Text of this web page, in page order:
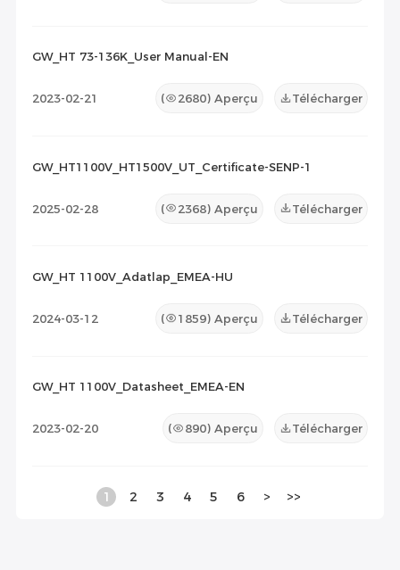
GW_HT 73-136K_User Manual-EN
2023-02-21 ( 2680) Aperçu Télécharger
GW_HT1100V_HT1500V_UT_Certificate-SENP-1
2025-02-28 ( 2368) Aperçu Télécharger
GW_HT 1100V_Adatlap_EMEA-HU
2024-03-12 ( 1859) Aperçu Télécharger
GW_HT 1100V_Datasheet_EMEA-EN
2023-02-20 ( 890) Aperçu Télécharger
1 2 3 4 5 6 > >>